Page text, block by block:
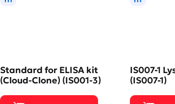
Standard for ELISA kit
(Cloud-Clone) (IS001-3)
IS007-1
(IS007-1)